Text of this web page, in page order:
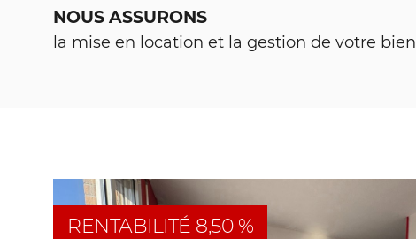
NOUS ASSURONS
la mise en location et la gestion de votre bien
RENTABILITÉ 8,50 %